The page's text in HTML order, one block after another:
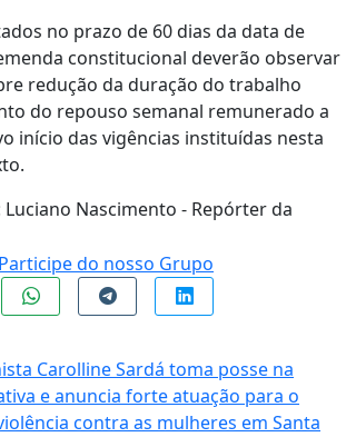
no prazo de 60 dias da data de
constitucional deverão observar
redução da duração do trabalho
do repouso semanal remunerado a
início das vigências instituídas nesta
Luciano Nascimento - Repórter da